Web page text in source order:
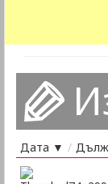
Дата ▼ /